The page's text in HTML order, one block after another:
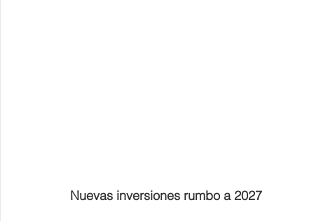
Nuevas inversiones rumbo a 2027